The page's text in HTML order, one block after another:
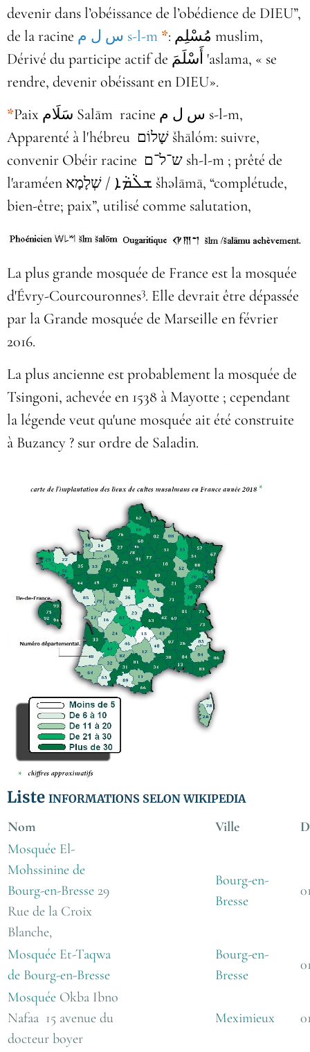
devenir dans l’obéissance de l’obédience de DIEU”,
de la racine
س ل م‎ s-l-m *: مُسْلِم muslim,
Dérivé du participe actif de أَسْلَمَ‎ 'aslama, « se
rendre, devenir obéissant en DIEU».
*Paix سَلَام‎ Salām racine س ل م s-l-m,
Apparenté à l'hébreu שָׁלוֹם‎ šhālóm: suivre,
convenir Obéir racine ש־ל־ם sh-l-m ; prêté de
l'araméen שְׁלָמָא‎ / ܫܠܵܡܵܐ‎ šhəlāmā, “complétude,
bien-être; paix”, utilisé comme salutation,
La plus grande mosquée de France est la mosquée
d'Évry-Courcouronnes3. Elle devrait être dépassée
par la Grande mosquée de Marseille en février
2016.
La plus ancienne est probablement la mosquée de
Tsingoni, achevée en 1538 à Mayotte ; cependant
la légende veut qu'une mosquée ait été construite
à Buzancy ? sur ordre de Saladin.
Liste INFORMATIONS SELON WIKIPEDIA
Nom Ville
Mosquée El-
Mohssinine de
Bourg-en-Bresse 29
Rue de la Croix
Blanche,
Bourg-en-
Bresse
Mosquée Et-Taqwa
de Bourg-en-Bresse
Bourg-en-
Bresse
Mosquée Okba Ibno
Nafaa 15 avenue du
docteur boyer
Meximieux